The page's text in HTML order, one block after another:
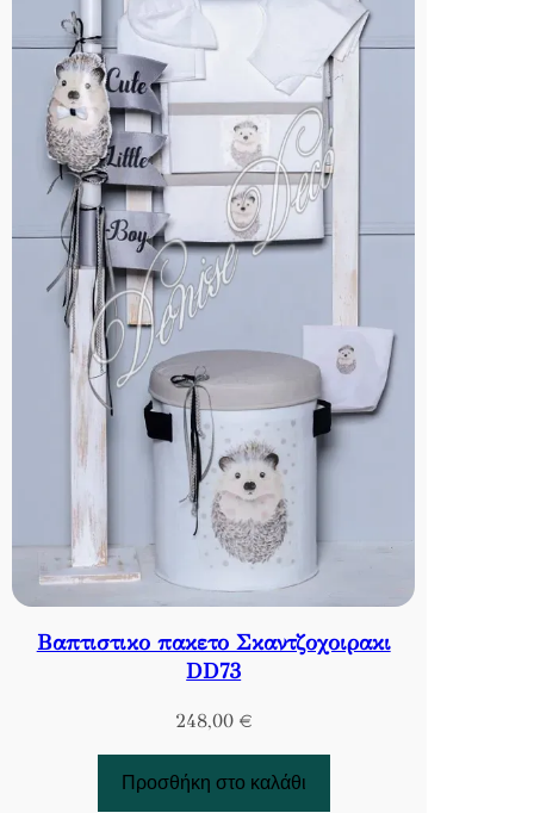
Βαπτιστικο πακετο Σκαντζοχοιρακι
DD73
248,00 €
Προσθήκη στο καλάθι